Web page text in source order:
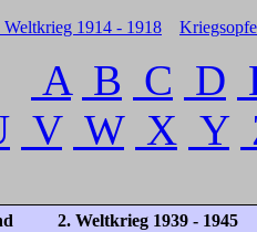
1914 - 1918
A B C D
V W X Y
2. Weltkrieg 1939 - 1945